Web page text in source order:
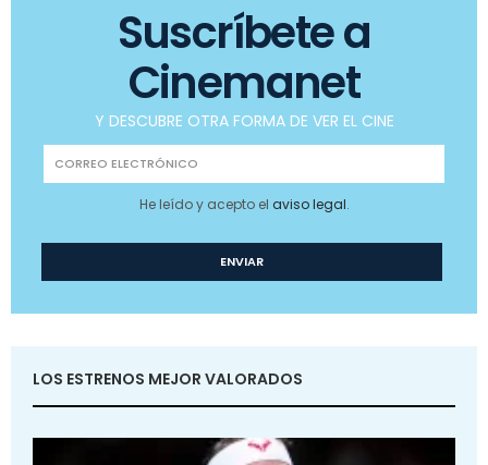
Suscríbete a
Cinemanet
Y DESCUBRE OTRA FORMA DE VER EL CINE
He leído y acepto el aviso legal.
LOS ESTRENOS MEJOR VALORADOS